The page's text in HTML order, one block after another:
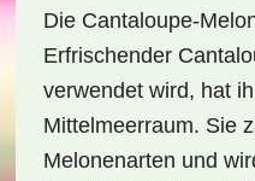
Die Cantaloupe-
Erfrischender
verwendet wird, hat
Mittelmeerraum. Sie
Melonenarten und